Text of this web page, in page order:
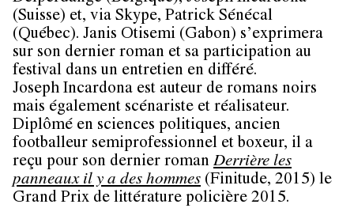
(Suisse) et, via Skype, Patrick Sénécal
(Québec). Janis Otisemi (Gabon) s’exprimera
sur son dernier roman et sa participation au
festival dans un entretien en différé.
Joseph Incardona est auteur de romans noirs
mais également scénariste et réalisateur.
Diplômé en sciences politiques, ancien
footballeur semiprofessionnel et boxeur, il a
reçu pour son dernier roman Derrière les
panneaux il y a des hommes (Finitude, 2015) le
Grand Prix de littérature policière 2015.